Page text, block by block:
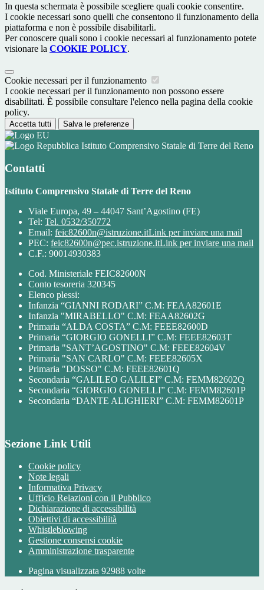
In questa schermata è possibile scegliere quali cookie consentire.
I cookie necessari sono quelli che consentono il funzionamento della
piattaforma e non è possibile disabilitarli.
Per conoscere quali sono i cookie necessari al funzionamento potete
visionare la COOKIE POLICY.
Cookie necessari per il funzionamento
I cookie necessari per il funzionamento non possono essere
disabilitati. È possibile consultare l'elenco nella pagina della cookie
policy.
Accetta tutti Salva le preferenze
Istituto Comprensivo Statale di Terre del Reno
Contatti
Istituto Comprensivo Statale di Terre del Reno
Viale Europa, 49 – 44047 Sant’Agostino (FE)
Tel: Tel. 0532/350772
Email: feic82600n@istruzione.itLink per inviare una mail
PEC: feic82600n@pec.istruzione.itLink per inviare una mail
C.F.: 90014930383
Cod. Ministeriale FEIC82600N
Conto tesoreria 320345
Elenco plessi:
Infanzia “GIANNI RODARI” C.M: FEAA82601E
Infanzia "MIRABELLO" C.M: FEAA82602G
Primaria “ALDA COSTA” C.M: FEEE82600D
Primaria “GIORGIO GONELLI” C.M: FEEE82603T
Primaria "SANT’AGOSTINO" C.M: FEEE82604V
Primaria "SAN CARLO" C.M: FEEE82605X
Primaria "DOSSO" C.M: FEEE82601Q
Secondaria “GALILEO GALILEI” C.M: FEMM82602Q
Secondaria “GIORGIO GONELLI” C.M: FEMM82601P
Secondaria “DANTE ALIGHIERI” C.M: FEMM82601P
Sezione Link Utili
Cookie policy
Note legali
Informativa Privacy
Ufficio Relazioni con il Pubblico
Dichiarazione di accessibilità
Obiettivi di accessibilità
Whistleblowing
Gestione consensi cookie
Amministrazione trasparente
Pagina visualizzata 92988 volte